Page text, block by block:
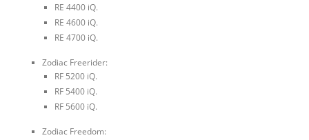
RE 4400 iQ.
RE 4600 iQ.
RE 4700 iQ.
Zodiac Freerider:
RF 5200 iQ.
RF 5400 iQ.
RF 5600 iQ.
Zodiac Freedom: